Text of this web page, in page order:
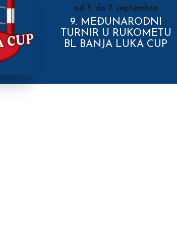
od 5. do 7. septembra
9. MEĐUNARODNI
TURNIR U RUKOMETU
BL BANJA LUKA CUP